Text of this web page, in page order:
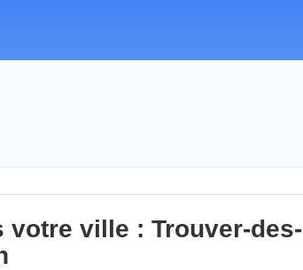
votre ville : Trouver-des-